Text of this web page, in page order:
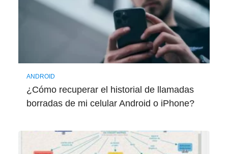
ANDROID
¿Cómo recuperar el historial de llamadas
borradas de mi celular Android o iPhone?